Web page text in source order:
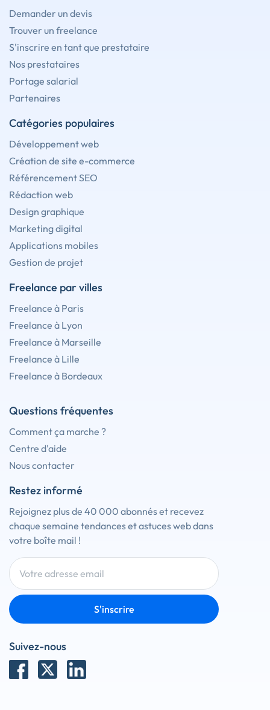
Demander un devis
Trouver un freelance
S'inscrire en tant que prestataire
Nos prestataires
Portage salarial
Partenaires
Catégories populaires
Développement web
Création de site e-commerce
Référencement SEO
Rédaction web
Design graphique
Marketing digital
Applications mobiles
Gestion de projet
Freelance par villes
Freelance à Paris
Freelance à Lyon
Freelance à Marseille
Freelance à Lille
Freelance à Bordeaux
Questions fréquentes
Comment ça marche ?
Centre d'aide
Nous contacter
Restez informé
Rejoignez plus de 40 000 abonnés et recevez
chaque semaine tendances et astuces web dans
votre boîte mail !
S'inscrire
Suivez-nous